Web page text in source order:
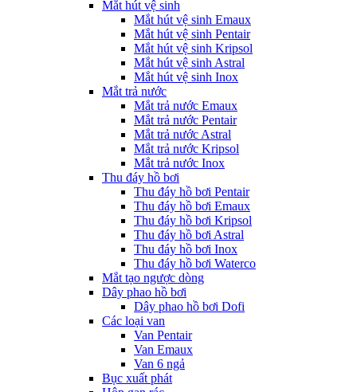
Mắt hút vệ sinh
Mắt hút vệ sinh Emaux
Mắt hút vệ sinh Pentair
Mắt hút vệ sinh Kripsol
Mắt hút vệ sinh Astral
Mắt hút vệ sinh Inox
Mắt trả nước
Mắt trả nước Emaux
Mắt trả nước Pentair
Mắt trả nước Astral
Mắt trả nước Kripsol
Mắt trả nước Inox
Thu đáy hồ bơi
Thu đáy hồ bơi Pentair
Thu đáy hồ bơi Emaux
Thu đáy hồ bơi Kripsol
Thu đáy hồ bơi Astral
Thu đáy hồ bơi Inox
Thu đáy hồ bơi Waterco
Mắt tạo ngược dòng
Dây phao hồ bơi
Dây phao hồ bơi Dofi
Các loại van
Van Pentair
Van Emaux
Van 6 ngả
Bục xuất phát